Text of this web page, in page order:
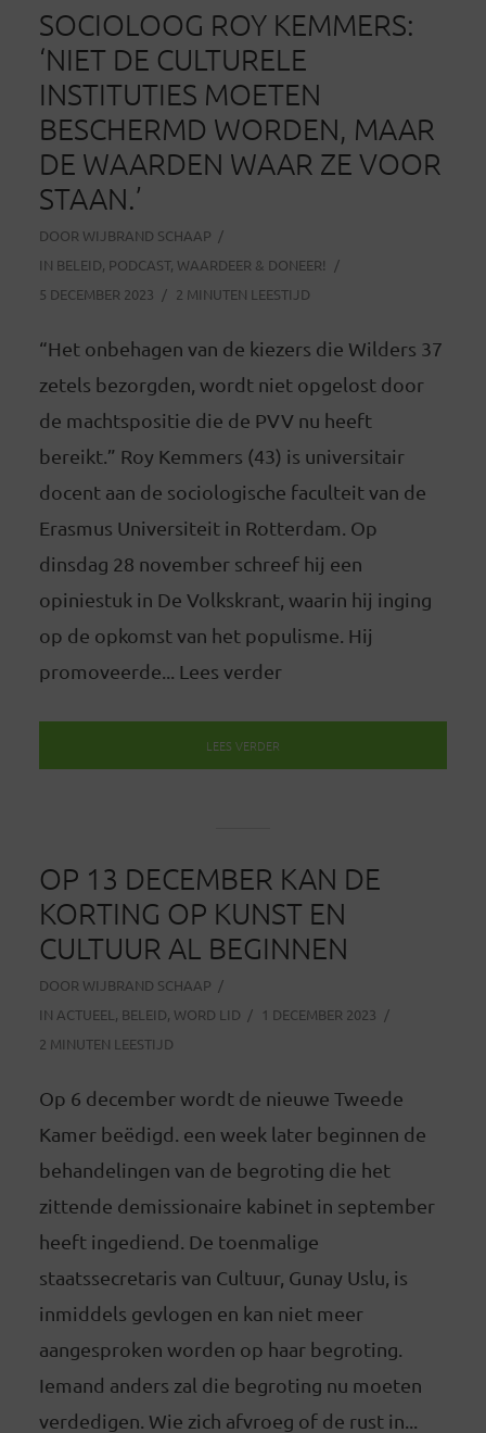
SOCIOLOOG ROY KEMMERS:
‘NIET DE CULTURELE
INSTITUTIES MOETEN
BESCHERMD WORDEN, MAAR
DE WAARDEN WAAR ZE VOOR
STAAN.’
DOOR WIJBRAND SCHAAP
IN BELEID, PODCAST, WAARDEER & DONEER!
5 DECEMBER 2023
2 MINUTEN LEESTIJD
“Het onbehagen van de kiezers die Wilders 37
zetels bezorgden, wordt niet opgelost door
de machtspositie die de PVV nu heeft
bereikt.” Roy Kemmers (43) is universitair
docent aan de sociologische faculteit van de
Erasmus Universiteit in Rotterdam. Op
dinsdag 28 november schreef hij een
opiniestuk in De Volkskrant, waarin hij inging
op de opkomst van het populisme. Hij
promoveerde... Lees verder
LEES VERDER
OP 13 DECEMBER KAN DE
KORTING OP KUNST EN
CULTUUR AL BEGINNEN
DOOR WIJBRAND SCHAAP
IN ACTUEEL , BELEID, WORD LID
1 DECEMBER 2023
2 MINUTEN LEESTIJD
Op 6 december wordt de nieuwe Tweede
Kamer beëdigd. een week later beginnen de
behandelingen van de begroting die het
zittende demissionaire kabinet in september
heeft ingediend. De toenmalige
staatssecretaris van Cultuur, Gunay Uslu, is
inmiddels gevlogen en kan niet meer
aangesproken worden op haar begroting.
Iemand anders zal die begroting nu moeten
verdedigen. Wie zich afvroeg of de rust in...